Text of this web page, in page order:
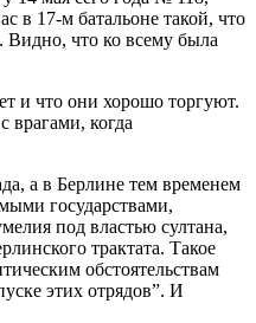
в 17-м батальоне такой, что
Видно, что ко всему была
и что они хорошо торгуют.
врагами, когда
а в Берлине тем временем
государствами,
под властью султана,
трактата. Такое
обстоятельствам
этих отрядов”. И